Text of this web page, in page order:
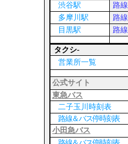
渋谷駅
路線
多摩川駅
路線
目黒駅
路線
タクシ-
営業所一覧
公式サイト
東急バス
二子玉川時刻表
路線＆バス停時刻表
小田急バス